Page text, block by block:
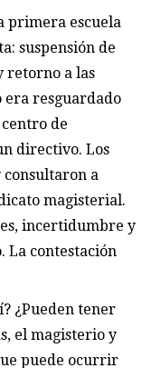
primera escuela
suspensión de
retorno a las
era resguardado
de
directivo. Los
consultaron a
magisterial.
incertidumbre y
La contestación
¿Pueden tener
el magisterio y
puede ocurrir